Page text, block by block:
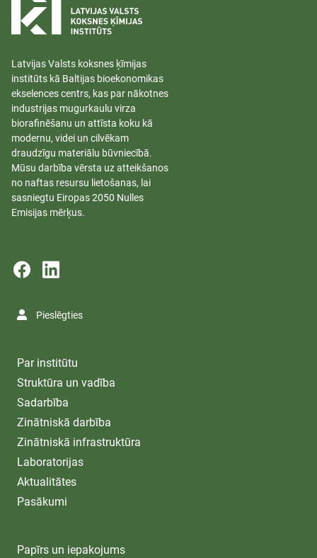
Latvijas Valsts koksnes ķīmijas
institūts kā Baltijas bioekonomikas
ekselences centrs, kas par nākotnes
industrijas mugurkaulu virza
biorafinēšanu un attīsta koku kā
modernu, videi un cilvēkam
draudzīgu materiālu būvniecībā.
Mūsu darbība vērsta uz atteikšanos
no naftas resursu lietošanas, lai
sasniegtu Eiropas 2050 Nulles
Emisijas mērķus.
Pieslēgties
Par institūtu
Struktūra un vadība
Sadarbība
Zinātniskā darbība
Zinātniskā infrastruktūra
Laboratorijas
Aktualitātes
Pasākumi
Papīrs un iepakojums